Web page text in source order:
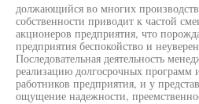
должающийся во многих
собственности приводит к частой
акционеров предприятия, что
предприятия беспокойство и
Последовательная деятельность
реализацию долгосрочных программ
работников предприятия, и у
ощущение надежности,